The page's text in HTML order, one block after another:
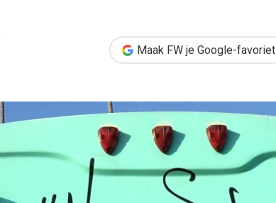
Maak FW je Google-favoriet